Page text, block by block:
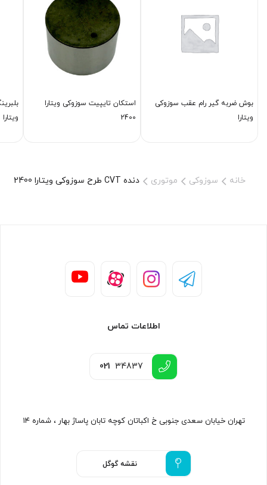
بوش ضربه گیر رام عقب سوزوکی
ویتارا
استكان تایپیت سوزوکی ویتارا
2400
ویتارا
خانه سوزوکی موتوری دنده CVT طرح سوزوکی ویتارا 2400
اطلاعات تماس
021 34837
تهران خیابان سعدی جنوبی خ اکباتان کوچه تابان پاساژ بهار ، شماره ۱۴
نقشه گوگل